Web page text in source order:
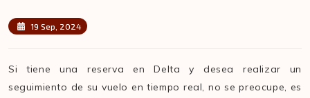
19 Sep, 2024
Si tiene una reserva en Delta y desea realizar un
seguimiento de su vuelo en tiempo real, no se preocupe, es